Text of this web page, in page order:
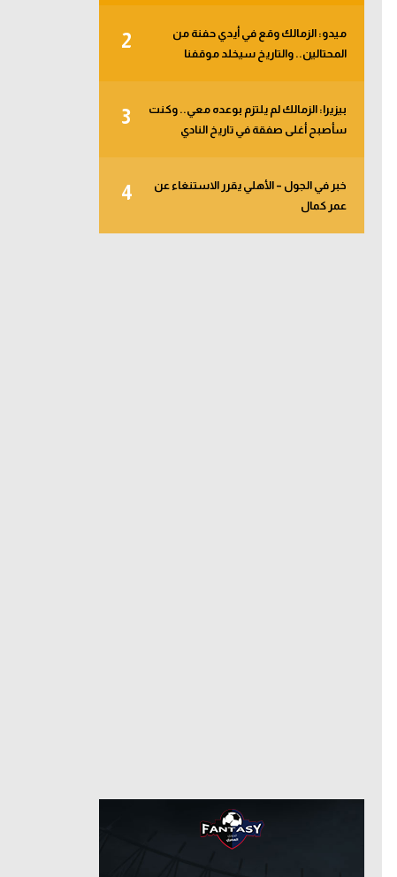
2
ميدو: الزمالك وقع في أيدي حفنة من
المحتالين.. والتاريخ سيخلد موقفنا
3
بيزيرا: الزمالك لم يلتزم بوعده معي.. وكنت
سأصبح أغلى صفقة في تاريخ النادي
4
خبر في الجول – الأهلي يقرر الاستنغاء عن
عمر كمال